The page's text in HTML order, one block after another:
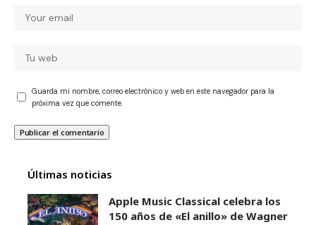
Guarda mi nombre, correo electrónico y web en este navegador para la
próxima vez que comente.
Últimas noticias
Apple Music Classical celebra los
150 años de «El anillo» de Wagner